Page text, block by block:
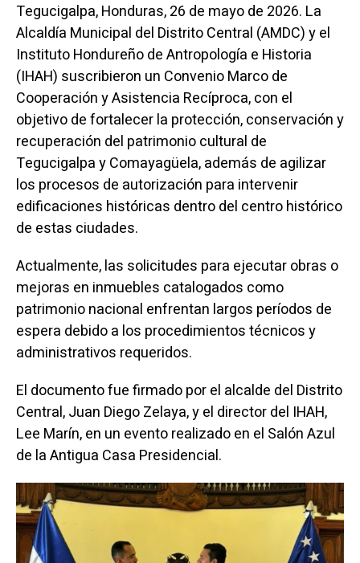
Tegucigalpa, Honduras, 26 de mayo de 2026. La
Alcaldía Municipal del Distrito Central (AMDC) y el
Instituto Hondureño de Antropología e Historia
(IHAH) suscribieron un Convenio Marco de
Cooperación y Asistencia Recíproca, con el
objetivo de fortalecer la protección, conservación y
recuperación del patrimonio cultural de
Tegucigalpa y Comayagüela, además de agilizar
los procesos de autorización para intervenir
edificaciones históricas dentro del centro histórico
de estas ciudades.
Actualmente, las solicitudes para ejecutar obras o
mejoras en inmuebles catalogados como
patrimonio nacional enfrentan largos períodos de
espera debido a los procedimientos técnicos y
administrativos requeridos.
El documento fue firmado por el alcalde del Distrito
Central, Juan Diego Zelaya, y el director del IHAH,
Lee Marín, en un evento realizado en el Salón Azul
de la Antigua Casa Presidencial.